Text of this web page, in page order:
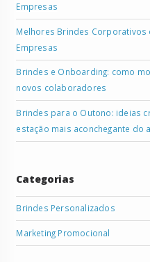
Empresas
Melhores Brindes Corporativos
Empresas
Brindes e Onboarding: como
novos colaboradores
Brindes para o Outono: ideias
estação mais aconchegante do
Categorias
Brindes Personalizados
Marketing Promocional